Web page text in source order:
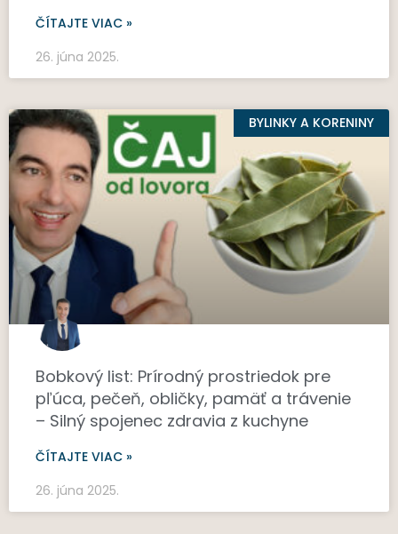
ČÍTAJTE VIAC »
26. júna 2025.
BYLINKY A KORENINY
Bobkový list: Prírodný prostriedok pre
pľúca, pečeň, obličky, pamäť a trávenie
– Silný spojenec zdravia z kuchyne
ČÍTAJTE VIAC »
26. júna 2025.